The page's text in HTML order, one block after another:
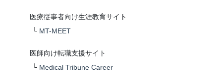
医療従事者向け生涯教育サイト
└ MT-MEET
医師向け転職支援サイト
└ Medical Tribune Career